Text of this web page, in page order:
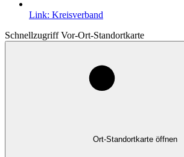
Link: Kreisverband
Schnellzugriff Vor-Ort-Standortkarte
Ort-Standortkarte öffnen